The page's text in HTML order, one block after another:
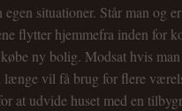
egen situationer. Står man og
flytter hjemmefra inden for
ny bolig. Modsat hvis
længe vil få brug for flere
at udvide huset med en